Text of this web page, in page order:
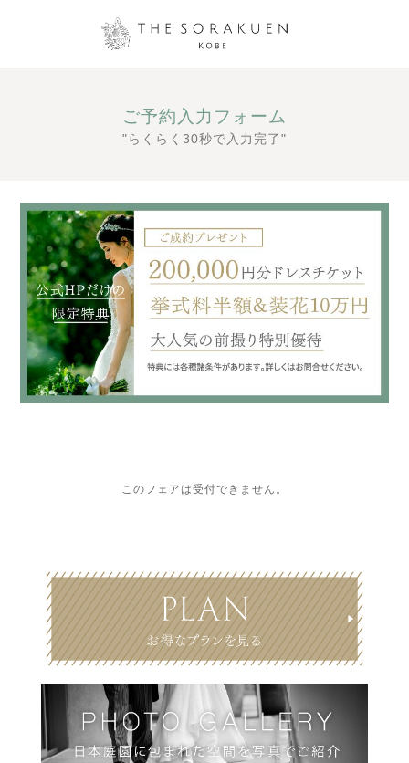
ご予約入力フォーム
"らくらく30秒で入力完了"
このフェアは受付できません。